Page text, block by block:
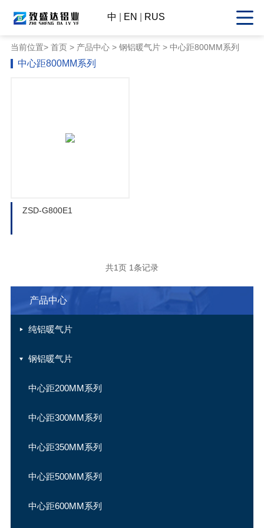
中 EN RUS
当前位置> 首页> 产品中心> 钢铝暖气片 > 中心距800MM系列
中心距800MM系列
ZSD-G800E1
共1页 1条记录
产品中心
纯铝暖气片
钢铝暖气片
中心距200MM系列
中心距300MM系列
中心距350MM系列
中心距500MM系列
中心距600MM系列